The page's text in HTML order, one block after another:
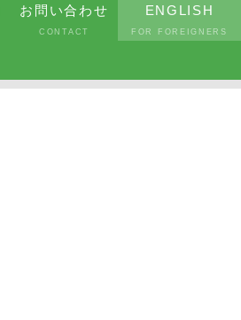
お問い合わせ
CONTACT
ENGLISH
FOR FOREIGNERS